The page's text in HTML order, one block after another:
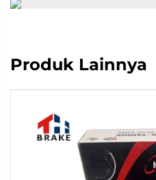
Produk Lainnya